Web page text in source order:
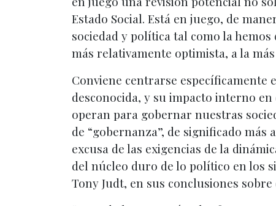
Estado Social. Está en juego, de
sociedad y política tal como la
más relativamente optimista, a la
Conviene centrarse específicamente
desconocida, y su impacto interno
operan para gobernar nuestras
de “gobernanza”, de significado
excusa de las exigencias de la
del núcleo duro de lo político en los
Tony Judt, en sus conclusiones